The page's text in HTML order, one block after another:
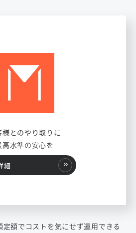
様とのやり取りに
高水準の安心を
細
額でコストを気にせず運用できる